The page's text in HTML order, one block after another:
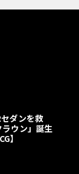
に設けられる
一般の自動車
、未来の
ツの攻勢
社はこのシ
ダンを救
ウン」誕生
】